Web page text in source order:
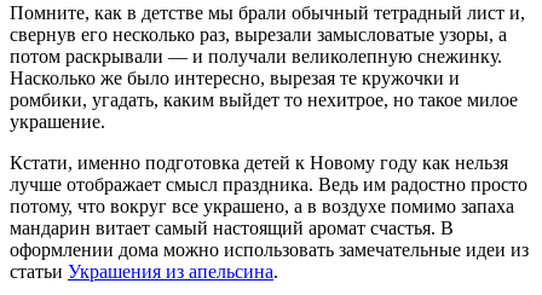
Помните, как в детстве мы брали обычный тетрадный лист и,
свернув его несколько раз, вырезали замысловатые узоры, а
потом раскрывали — и получали великолепную снежинку.
Насколько же было интересно, вырезая те кружочки и
ромбики, угадать, каким выйдет то нехитрое, но такое милое
украшение.
Кстати, именно подготовка детей к Новому году как нельзя
лучше отображает смысл праздника. Ведь им радостно просто
потому, что вокруг все украшено, а в воздухе помимо запаха
мандарин витает самый настоящий аромат счастья. В
оформлении дома можно использовать замечательные идеи из
статьи Украшения из апельсина.